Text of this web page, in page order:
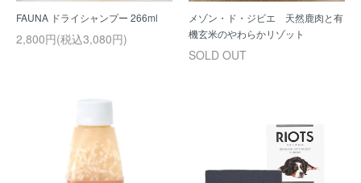
FAUNA ドライシャンプー 266ml
2,800円(税込3,080円)
メゾン・ド・ジビエ 天然鹿肉と有
機玄米のやわらかリゾット
SOLD OUT